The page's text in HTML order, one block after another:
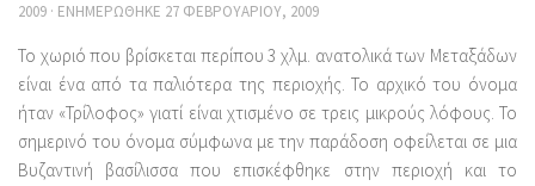
2009 · ΕΝΗΜΕΡΏΘΗΚΕ 27 ΦΕΒΡΟΥΑΡΊΟΥ, 2009
Το χωριό που βρίσκεται περίπου 3 χλμ. ανατολικά των Μεταξάδων
είναι ένα από τα παλιότερα της περιοχής. Το αρχικό του όνομα
ήταν «Τρίλοφος» γιατί είναι χτισμένο σε τρεις μικρούς λόφους. Το
σημερινό του όνομα σύμφωνα με την παράδοση οφείλεται σε μια
Βυζαντινή βασίλισσα που επισκέφθηκε στην περιοχή και το